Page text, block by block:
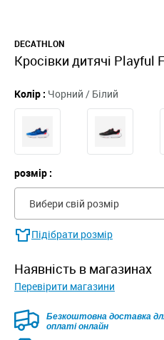
DECATHLON
Кросівки дитячі Playful
Колір : Чорний / Білий
розмір :
Вибери свій розмір
Підібрати розмір
наявність в магазинах
Перевірити магазини
Безкоштовна доставка
оплаті онлайн